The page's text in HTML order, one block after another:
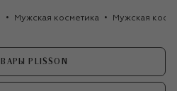
Мужская косметика Мужская
PLISSON